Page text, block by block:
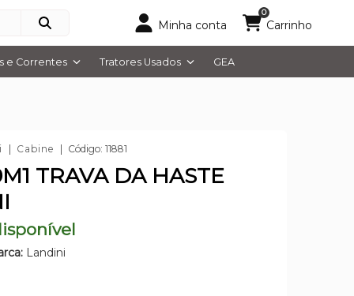
Minha conta
0
Carrinho
e Correntes Tratores Usados GEA
Cabine Código: 11881
TRAVA DA HASTE
Landini